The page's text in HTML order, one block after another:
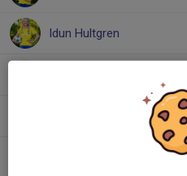
Idun Hultgren